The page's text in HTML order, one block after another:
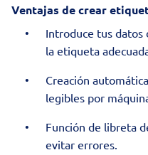
Ventajas de crear
Introduce tus datos
la etiqueta
Creación
legibles por
Función de libreta
evitar errores.